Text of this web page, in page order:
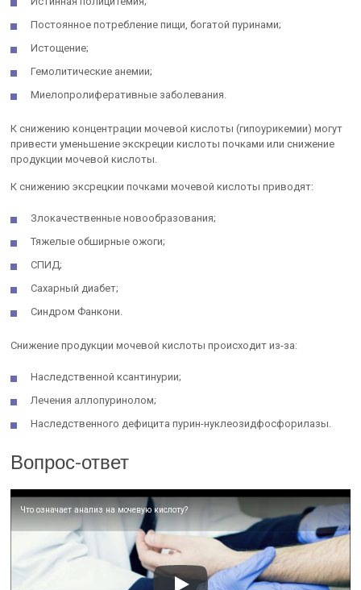
Постоянное потребление пищи, богатой пуринами;
Истощение;
Гемолитические анемии;
Миелопролиферативные заболевания.
К снижению концентрации мочевой кислоты (гипоурикемии) могут
привести уменьшение экскреции кислоты почками или снижение
продукции мочевой кислоты.
К снижению эксрецкии почками мочевой кислоты приводят:
Злокачественные новообразования;
Тяжелые обширные ожоги;
СПИД;
Сахарный диабет;
Синдром Фанкони.
Снижение продукции мочевой кислоты происходит из-за:
Наследственной ксантинурии;
Лечения аллопуринолом;
Наследственного дефицита пурин-нуклеозидфосфорилазы.
Вопрос-ответ
Что означает анализ на мочевую кислоту?